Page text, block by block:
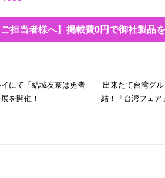
ご担当者様へ】掲載費0円で御社製品
にて「結城友奈は勇者
を開催！
出来たて台湾グ
結！「台湾フェア